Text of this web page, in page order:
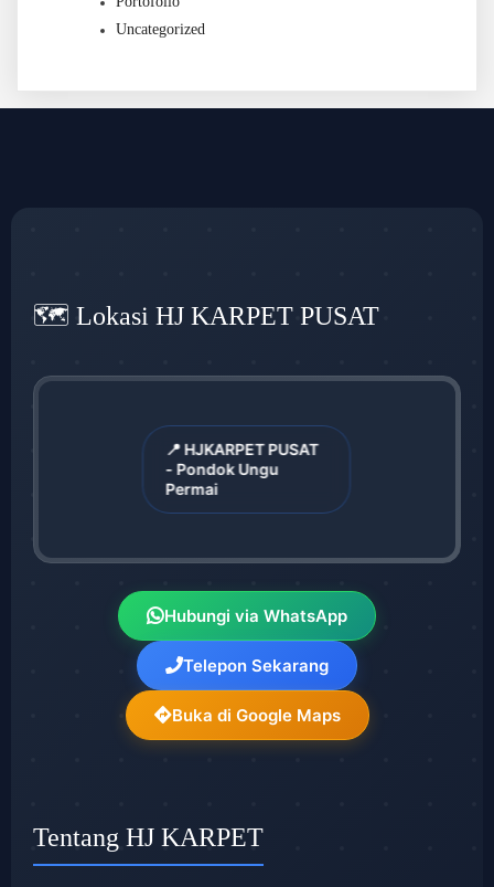
Uncategorized
🗺️ Lokasi HJ KARPET PUSAT
📍 HJKARPET PUSAT
- Pondok Ungu
Permai
Hubungi via WhatsApp
Telepon Sekarang
Buka di Google Maps
Tentang HJ KARPET